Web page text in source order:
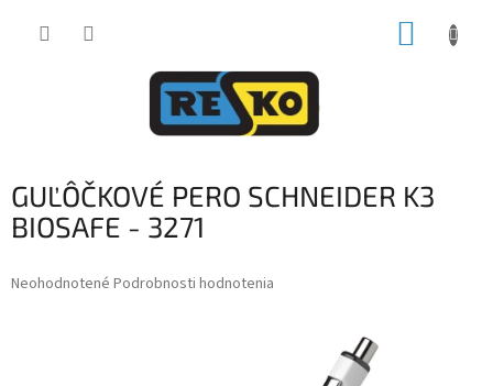
GUĽÔČKOVÉ PERO SCHNEIDER K3
BIOSAFE - 3271
Priemerné
Neohodnotené Podrobnosti hodnotenia